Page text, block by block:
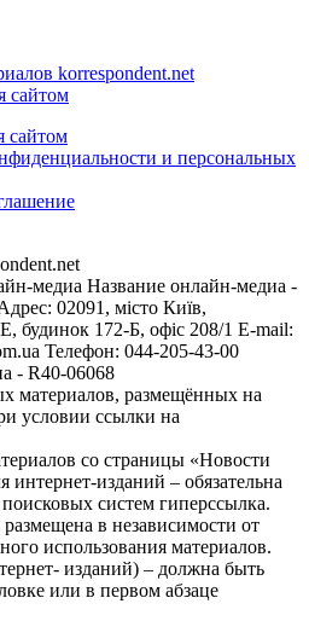
korrespondent.net
сайтом
сайтом
и персональных
медиа Название онлайн-медиа -
02091, місто Київ,
172-Б, офіс 208/1 E-mail:
Телефон: 044-205-43-00
- R40-06068
материалов, размещённых на
условии ссылки на
со страницы «Новости
изданий – обязательна
систем гиперссылка.
в независимости от
использования материалов.
изданий) – должна быть
или в первом абзаце